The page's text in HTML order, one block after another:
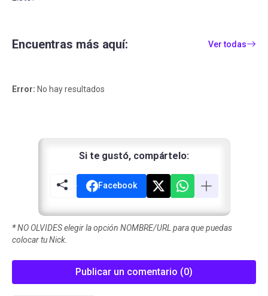
Encuentras más aquí: Ver todas
Error: No hay resultados
Si te gustó, compártelo:
Facebook
*NO OLVIDES elegir la opción NOMBRE/URL para que puedas
colocar tu Nick.
Publicar un comentario (0)